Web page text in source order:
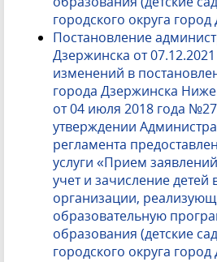
городского округа
Постановление
Дзержинска от
изменений в
города Дзержинска
от 04 июля 2018 года
утверждении
регламента
услуги «Прием
учет и зачисление
организации,
образовательную
образования (детские
городского округа